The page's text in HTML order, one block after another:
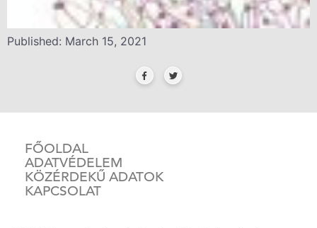
Published: March 15, 2021
FŐOLDAL
ADATVÉDELEM
KÖZÉRDEKŰ ADATOK
KAPCSOLAT